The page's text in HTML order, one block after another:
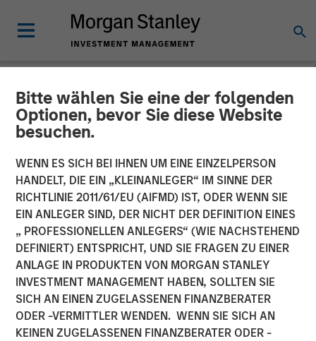
Bitte wählen Sie eine der folgenden
Optionen, bevor Sie diese Website
besuchen.
WENN ES SICH BEI IHNEN UM EINE EINZELPERSON
HANDELT, DIE EIN „KLEINANLEGER“ IM SINNE DER
RICHTLINIE 2011/61/EU (AIFMD) IST, ODER WENN SIE
EIN ANLEGER SIND, DER NICHT DER DEFINITION EINES
„ PROFESSIONELLEN ANLEGERS“ (WIE NACHSTEHEND
DEFINIERT) ENTSPRICHT, UND SIE FRAGEN ZU EINER
ANLAGE IN PRODUKTEN VON MORGAN STANLEY
INVESTMENT MANAGEMENT HABEN, SOLLTEN SIE
SICH AN EINEN ZUGELASSENEN FINANZBERATER
ODER -VERMITTLER WENDEN. WENN SIE SICH AN
KEINEN ZUGELASSENEN FINANZBERATER ODER -
NEWSROOM
Fusion Completes Private
Placement of Common
Stock Led by Morgan
Stanley Credit Partners
Equity Investment Demonstrates Strong Support of
Fusion’s Differentiated Strategy
08 MAI 2018